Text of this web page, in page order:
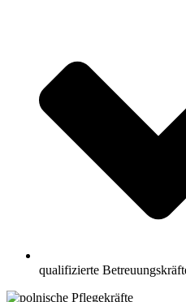
qualifizierte